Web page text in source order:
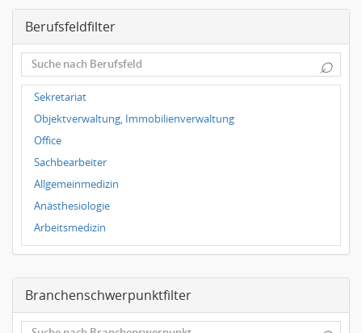
Leipzig
Dortmund
Wuppertal
Hallbergmoos
Würzburg
Grünwald
Ulm
Bielefeld
Hannover
Duisburg
Berufsfeldfilter
⌕
Sekretariat
Objektverwaltung, Immobilienverwaltung
Office
Sachbearbeiter
Allgemeinmedizin
Anästhesiologie
Arbeitsmedizin
Augenheilkunde
Frauenheilkunde, Geburtshilfe
Hals-Nasen-Ohrenheilkunde
Branchenschwerpunktfilter